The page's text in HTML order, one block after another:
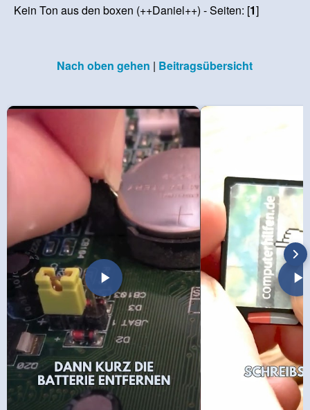
Kein Ton aus den boxen (++Daniel++) - Seiten: [1]
Nach oben gehen | Beitragsübersicht